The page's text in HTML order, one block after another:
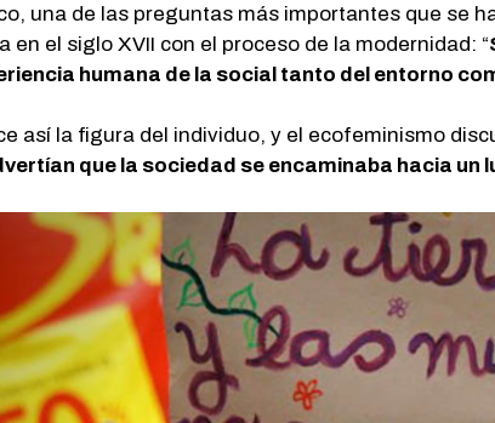
una de las preguntas más importantes que se
en el siglo XVII con el proceso de la modernidad: “
humana de la social tanto del entorno
así la figura del individuo, y el ecofeminismo
que la sociedad se encaminaba hacia